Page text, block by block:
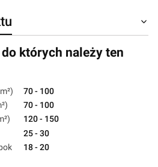
których należy ten
70 - 100
70 - 100
120 - 150
25 - 30
18 - 20